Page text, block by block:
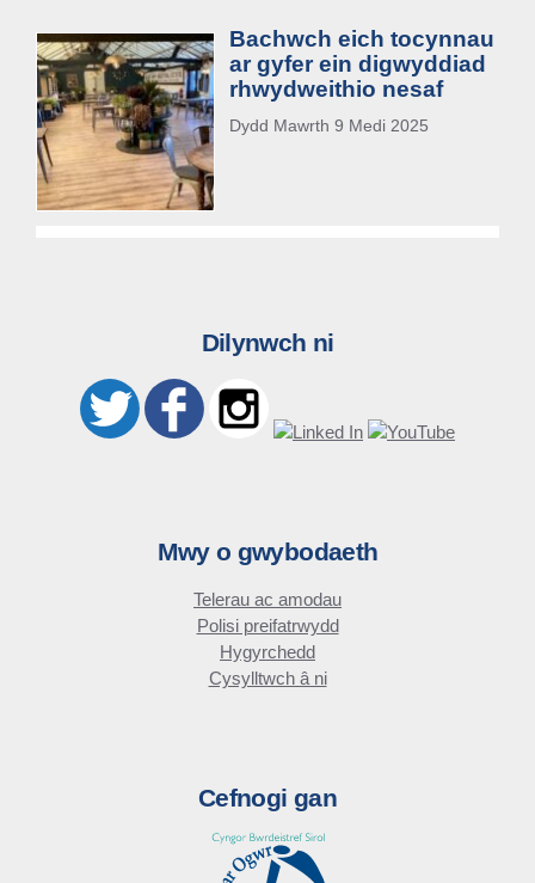
Bachwch eich tocynnau
ar gyfer ein digwyddiad
rhwydweithio nesaf
Dydd Mawrth 9 Medi 2025
Dilynwch ni
Mwy o gwybodaeth
Telerau ac amodau
Polisi preifatrwydd
Hygyrchedd
Cysylltwch â ni
Cefnogi gan